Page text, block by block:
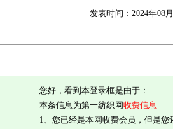
发表时间：2024年08
您好，看到本登录框是由于：
本条信息为第一纺织网收费信息
1、您已经是本网收费会员，但是您